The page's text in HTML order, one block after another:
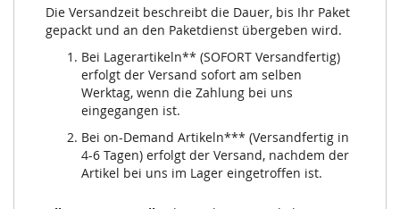
Die Versandzeit beschreibt die Dauer, bis Ihr Paket
gepackt und an den Paketdienst übergeben wird.
Bei Lagerartikeln** (SOFORT Versandfertig)
erfolgt der Versand sofort am selben
Werktag, wenn die Zahlung bei uns
eingegangen ist.
Bei on-Demand Artikeln*** (Versandfertig in
4-6 Tagen) erfolgt der Versand, nachdem der
Artikel bei uns im Lager eingetroffen ist.